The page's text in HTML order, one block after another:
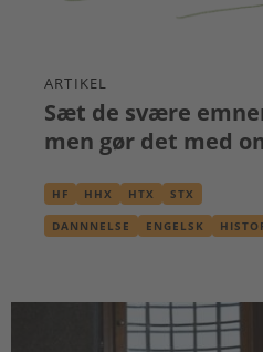
ARTIKEL
Sæt de svære
men gør det med
HF HHX HTX STX
DANNNELSE ENGELSK